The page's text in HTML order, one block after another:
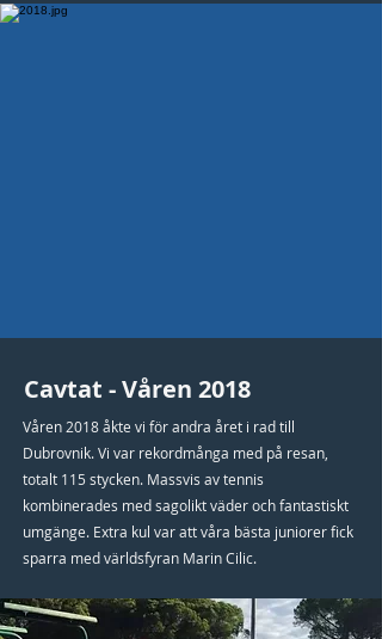
Cavtat - Våren 2018
Våren 2018 åkte vi för andra året i rad till
Dubrovnik. Vi var rekordmånga med på resan,
totalt 115 stycken. Massvis av tennis
kombinerades med sagolikt väder och fantastiskt
umgänge. Extra kul var att våra bästa juniorer fick
sparra med världsfyran Marin Cilic.